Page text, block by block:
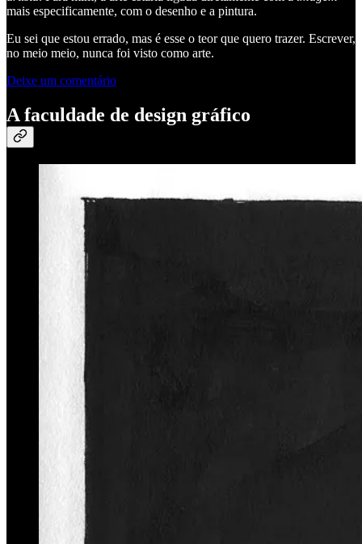
mais especificamente, com o desenho e a pintura.
Eu sei que estou errado, mas é esse o teor que quero trazer. Escrever,
no meio meio, nunca foi visto como arte.
Deixe um comentário
A faculdade de design gráfico